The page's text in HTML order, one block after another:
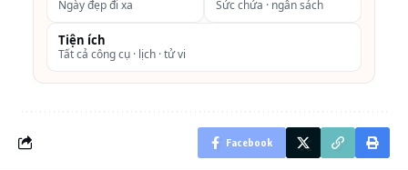
ngoài, doanh nhân.
Bể bơi ngoài trời, cafe vườn, sân tennis
Center Hotel Bắc Ninh (5 sao)_ top 10 khách sạn ở
Ngày đẹp đi xa Sức chứa · ngân sách
Tiện ích
Tất cả công cụ · lịch · tử vi
Facebook